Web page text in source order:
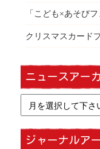
「こども×あそび
クリスマスカード
ニュースアー
ジャーナルア